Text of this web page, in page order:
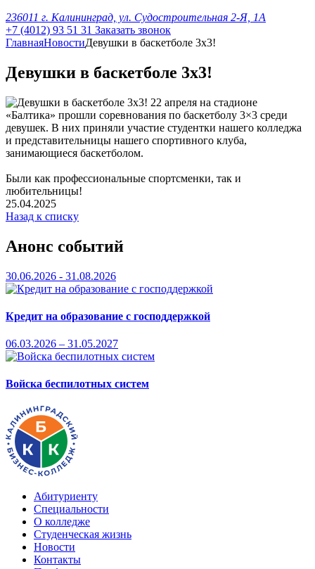
236011 г. Калининград, ул. Судостроительная 2-Я, 1А
+7 (4012) 93 51 31 Заказать звонок
ГлавнаяНовостиДевушки в баскетболе 3х3!
Девушки в баскетболе 3х3!
22 апреля на стадионе
«Балтика» прошли соревнования по баскетболу 3×3 среди
девушек. В них приняли участие студентки нашего колледжа
и представительницы нашего спортивного клуба,
занимающиеся баскетболом.
Были как профессиональные спортсменки, так и
любительницы!
25.04.2025
Назад к списку
Анонс событий
30.06.2026 - 31.08.2026
Кредит на образование с господдержкой
06.03.2026 – 31.05.2027
Войска беспилотных систем
Абитуриенту
Специальности
О колледже
Студенческая жизнь
Новости
Контакты